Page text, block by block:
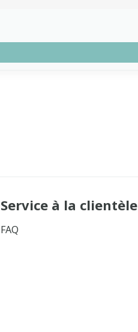
Service à la clientèle
FAQ